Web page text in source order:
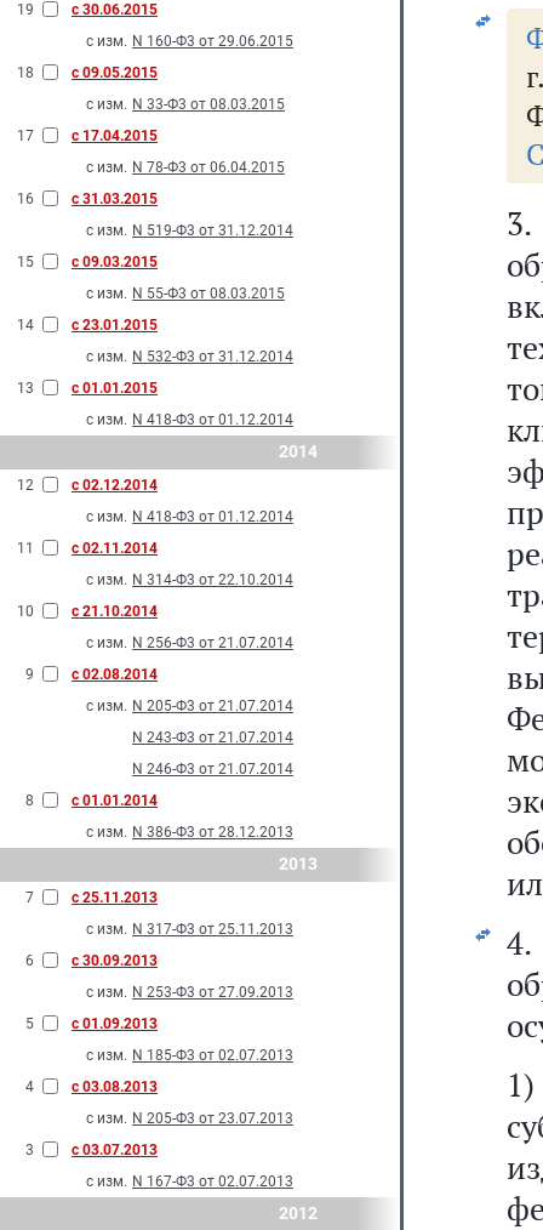
19
с 30.06.2015
с изм. N 160-Ф3 от 29.06.2015
18
с 09.05.2015
с изм. N 33-Ф3 от 08.03.2015
17
с 17.04.2015
с изм. N 78-Ф3 от 06.04.2015
16
с 31.03.2015
с изм. N 519-Ф3 от 31.12.2014
15
с 09.03.2015
с изм. N 55-Ф3 от 08.03.2015
14
с 23.01.2015
с изм. N 532-Ф3 от 31.12.2014
13
с 01.01.2015
с изм. N 418-Ф3 от 01.12.2014
2014
12
с 02.12.2014
с изм. N 418-Ф3 от 01.12.2014
11
с 02.11.2014
с изм. N 314-Ф3 от 22.10.2014
10
с 21.10.2014
с изм. N 256-Ф3 от 21.07.2014
9
с 02.08.2014
с изм. N 205-Ф3 от 21.07.2014
N 243-Ф3 от 21.07.2014
N 246-Ф3 от 21.07.2014
8
с 01.01.2014
с изм. N 386-Ф3 от 28.12.2013
2013
7
с 25.11.2013
с изм. N 317-Ф3 от 25.11.2013
6
с 30.09.2013
с изм. N 253-Ф3 от 27.09.2013
5
с 01.09.2013
с изм. N 185-Ф3 от 02.07.2013
4
с 03.08.2013
с изм. N 205-Ф3 от 23.07.2013
3
с 03.07.2013
с изм. N 167-Ф3 от 02.07.2013
2012